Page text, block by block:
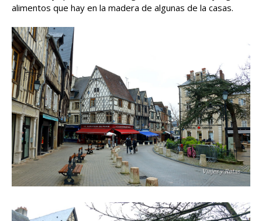
alimentos que hay en la madera de algunas de la casas.